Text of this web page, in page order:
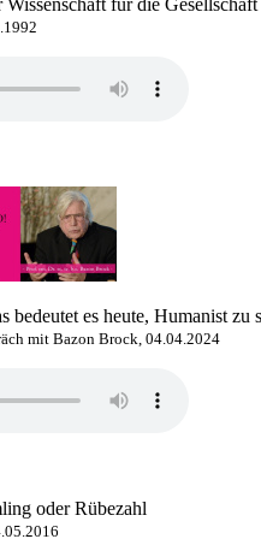
für die
bedeutet es heute, Humanist zu
mit Bazon Brock, 04.04.2024
oder Rübezahl